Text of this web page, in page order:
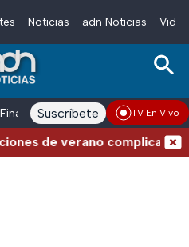
Noticias adn Noticias
Finanzas adn Noticias Radio
Suscríbete TV En Vivo
de verano complicadas: